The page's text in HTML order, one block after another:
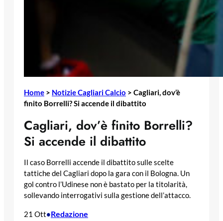
Home > Notizie Cagliari Calcio > Cagliari, dov’è
finito Borrelli? Si accende il dibattito
Cagliari, dov’è finito Borrelli?
Si accende il dibattito
Il caso Borrelli accende il dibattito sulle scelte
tattiche del Cagliari dopo la gara con il Bologna. Un
gol contro l’Udinese non è bastato per la titolarità,
sollevando interrogativi sulla gestione dell’attacco.
21 Ott•Redazione